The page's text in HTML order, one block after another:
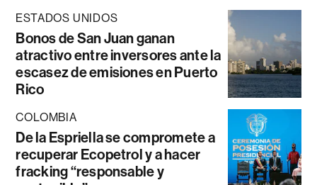
ESTADOS UNIDOS
Bonos de San Juan ganan
atractivo entre inversores ante la
escasez de emisiones en Puerto
Rico
COLOMBIA
De la Espriella se compromete a
recuperar Ecopetrol y a hacer
fracking “responsable y